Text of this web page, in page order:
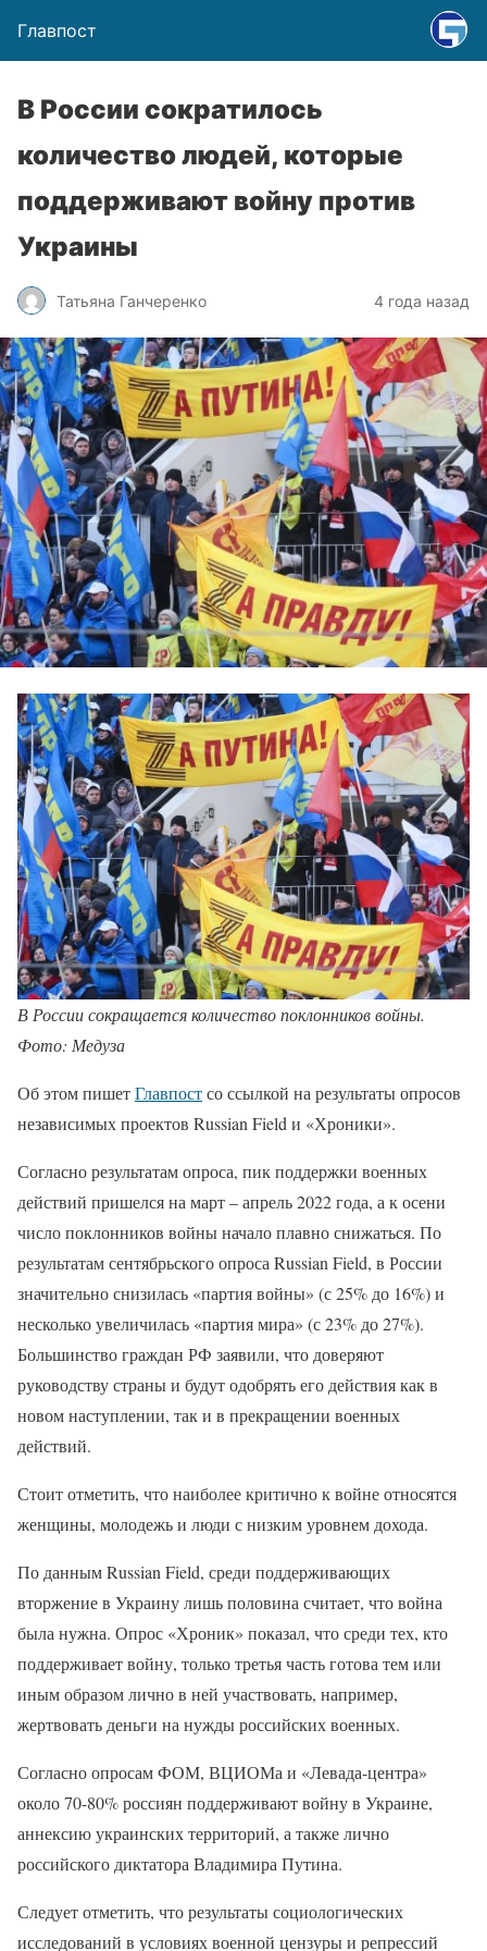
Главпост
В России сократилось
количество людей, которые
поддерживают войну против
Украины
Татьяна Ганчеренко 4 года назад
В России сокращается количество поклонников войны.
Фото: Медуза
Об этом пишетГлавпостсо ссылкой на результаты опросов
независимых проектов Russian Field и «Хроники».
Согласно результатам опроса, пик поддержки военных
действий пришелся на март – апрель 2022 года, а к осени
число поклонников войны начало плавно снижаться. По
результатам сентябрьского опроса Russian Field, в России
значительно снизилась «партия войны» (с 25% до 16%) и
несколько увеличилась «партия мира» (с 23% до 27%).
Большинство граждан РФ заявили, что доверяют
руководству страны и будут одобрять его действия как в
новом наступлении, так и в прекращении военных
действий.
Стоит отметить, что наиболее критично к войне относятся
женщины, молодежь и люди с низким уровнем дохода.
По данным Russian Field, среди поддерживающих
вторжение в Украину лишь половина считает, что война
была нужна. Опрос «Хроник» показал, что среди тех, кто
поддерживает войну, только третья часть готова тем или
иным образом лично в ней участвовать, например,
жертвовать деньги на нужды российских военных.
Согласно опросам ФОМ, ВЦИОМа и «Левада-центра»
около 70-80% россиян поддерживают войну в Украине,
аннексию украинских территорий, а также лично
российского диктатора Владимира Путина.
Следует отметить, что результаты социологических
исследований в условиях военной цензуры и репрессий